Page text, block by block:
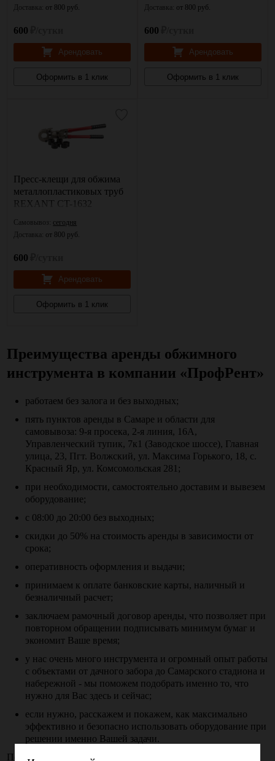
Доставка: от 800 руб.
600
Арендовать
Оформить в 1 клик
Доставка: от 800 руб.
600
Арендовать
Оформить в 1 клик
Пресс-клещи для обжима
металлопластиковых труб
REXANT CT-1632
Самовывоз: сегодня
Доставка: от 800 руб.
600
Арендовать
Оформить в 1 клик
Преимущества аренды обжимного
инструмента в компании «ПрофРент»
работаем без залога и без выходных;
пять пунктов аренды в Самаре и области для
самовывоза: 9-я просека, 2-я линия, 16А,
Управленческий тупик, 7к1 (Заводское шоссе), Главная
улица, 23, Пгт. Волжский, ул. Максима Горького, 18, с.
Красный Яр, ул. Комсомольская 281;
при необходимости, самостоятельно доставим и вывезем
оборудование;
с 08:00 до 20:00 без выходных;
скидки до 50% на стоимость аренды в зависимости от
срока;
оперативность оформления и выдачи;
принимаем к оплате банковские карты, наличный и
безналичный расчет;
заключаем рамочный договор аренды, что позволяет при
повторном обращении подписывать минимум бумаг и
экономит Ваше время;
у нас очень много инструмента и огромный опыт работы
с объектами от дачного забора до Самарского стадиона и
набережной - мы поможем подобрать именно то, что
нужно для Вас здесь и сейчас;
если нужно, расскажем и покажем, как максимально
эффективно и безопасно использовать оборудование при
решении именно Вашей задачи.
Подробные инструкции и регламент заключения договора